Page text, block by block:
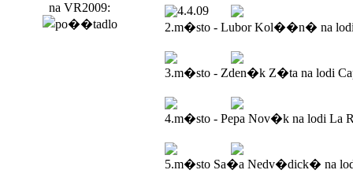
na VR2009:
4.4.09
2.m�sto - Lubor Kol��n� na
3.m�sto - Zden�k Z�ta na lodi
4.m�sto - Pepa Nov�k na lodi La
5.m�sto Sa�a Nedv�dick� na